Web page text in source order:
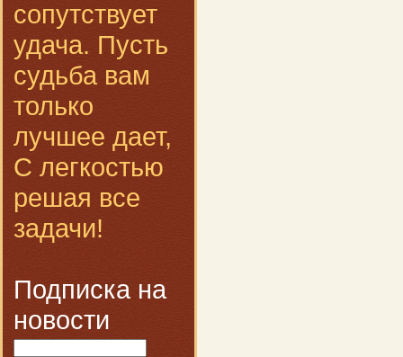
сопутствует
удача. Пусть
судьба вам
только
лучшее дает,
С легкостью
решая все
задачи!
Подписка на
новости